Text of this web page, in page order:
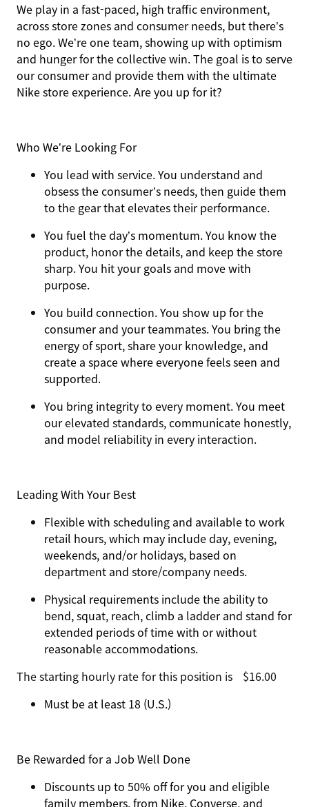
We play in a fast-paced, high traffic environment,
across store zones and consumer needs, but there’s
no ego. We’re one team, showing up with optimism
and hunger for the collective win. The goal is to serve
our consumer and provide them with the ultimate
Nike store experience. Are you up for it?
Who We’re Looking For
You lead with service.You understand and
obsess the consumer’s needs, then guide them
to the gear that elevates their performance.
You fuel the day’s momentum. You know the
product, honor the details, and keep the store
sharp. You hit your goals and move with
purpose.
You build connection. You show up for the
consumer and your teammates. You bring the
energy of sport, share your knowledge, and
create a space where everyone feels seen and
supported.
You bring integrityto every moment. You meet
our elevated standards, communicate honestly,
and model reliability in every interaction.
Leading With Your Best
Flexible with scheduling and available to work
retail hours, which may include day, evening,
weekends, and/or holidays, based on
department and store/company needs.
Physical requirements include the ability to
bend, squat, reach, climb a ladder and stand for
extended periods of time with or without
reasonable accommodations.
The starting hourly rate for this position isㅤ$16.00
Must be at least 18 (U.S.)
Be Rewarded for a Job Well Done
Discounts up to 50% off for you and eligible
family members, from Nike, Converse, and